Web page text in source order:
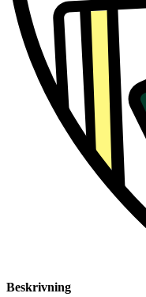
Beskrivning